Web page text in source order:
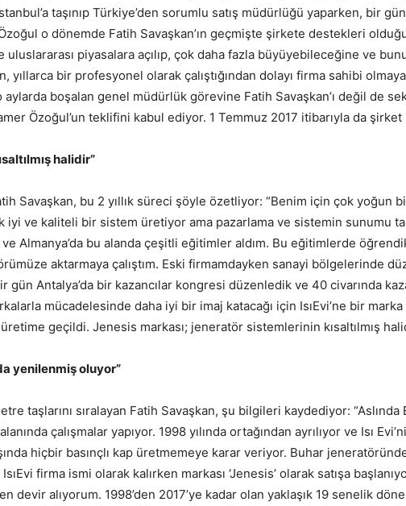
taşınıp Türkiye’den sorumlu satış müdürlüğü yaparken, bir
o dönemde Fatih Savaşkan’ın geçmişte şirkete destekleri
uluslararası piyasalara açılıp, çok daha fazla büyüyebileceğine ve
yıllarca bir profesyonel olarak çalıştığından dolayı firma sahibi
aylarda boşalan genel müdürlük görevine Fatih Savaşkan’ı değil de
Özoğul’un teklifini kabul ediyor. 1 Temmuz 2017 itibarıyla da şirket
halidir”
Savaşkan, bu 2 yıllık süreci şöyle özetliyor: “Benim için çok yoğun
iyi ve kaliteli bir sistem üretiyor ama pazarlama ve sistemin sunumu
Almanya’da bu alanda çeşitli eğitimler aldım. Bu eğitimlerde
aktarmaya çalıştım. Eski firmamdayken sanayi bölgelerinde
Antalya’da bir kazancılar kongresi düzenledik ve 40 civarında
mücadelesinde daha iyi bir imaj katacağı için IsıEvi’ne bir marka
geçildi. Jenesis markası; jeneratör sistemlerinin kısaltılmış
yenilenmiş oluyor”
taşlarını sıralayan Fatih Savaşkan, şu bilgileri kaydediyor:
çalışmalar yapıyor. 1998 yılında ortağından ayrılıyor ve Isı
hiçbir basınçlı kap üretmemeye karar veriyor. Buhar
firma ismi olarak kalırken markası ‘Jenesis’ olarak satışa
devir alıyorum. 1998’den 2017’ye kadar olan yaklaşık 19 senelik